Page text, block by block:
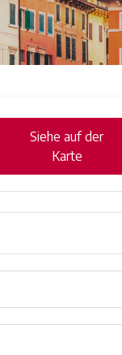
Siehe auf der
Karte